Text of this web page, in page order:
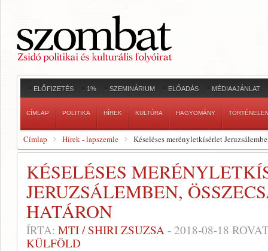
ELŐFIZETÉS 1% SZEMINÁRIUM ELŐADÁS MÉDIAAJÁNLAT
CÍMLAP POLITIKA HÍREK KULTÚRA HAGYOMÁNY
Címlap Hírek - lapszemle Késeléses merényletkísérlet
KÉSELÉSES
JERUZSÁLEMBEN,
HATÁRON
ÍRTA: MTI / SHIRI ZSUZSA - 2018-08-18
KÜLFÖLD